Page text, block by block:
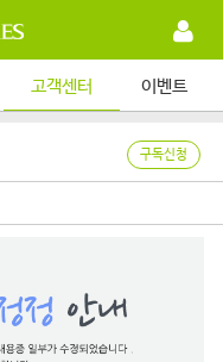
고객센터 이벤트
구독신청